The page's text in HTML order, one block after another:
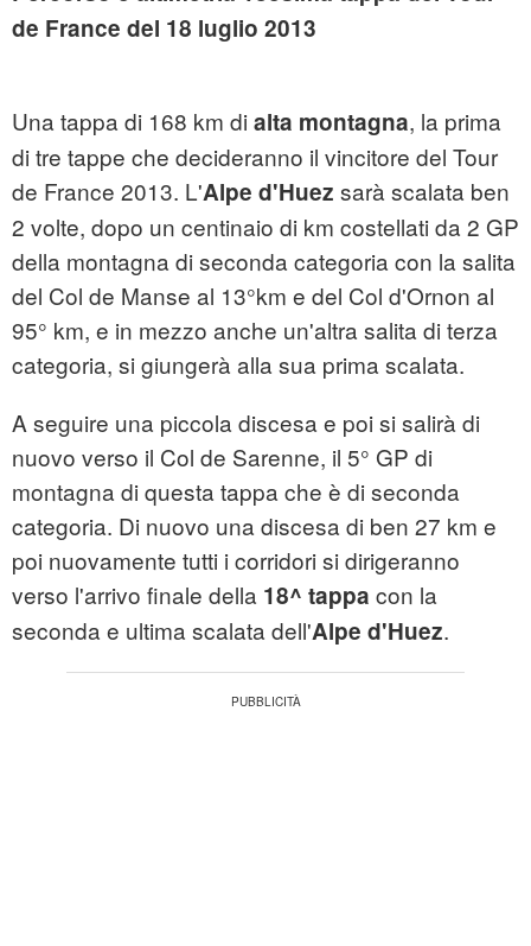
de France del 18 luglio 2013
Una tappa di 168 km di alta montagna, la prima
di tre tappe che decideranno il vincitore del Tour
de France 2013. L'Alpe d'Huez sarà scalata ben
2 volte, dopo un centinaio di km costellati da 2 GP
della montagna di seconda categoria con la salita
del Col de Manse al 13°km e del Col d'Ornon al
95° km, e in mezzo anche un'altra salita di terza
categoria, si giungerà alla sua prima scalata.
A seguire una piccola discesa e poi si salirà di
nuovo verso il Col de Sarenne, il 5° GP di
montagna di questa tappa che è di seconda
categoria. Di nuovo una discesa di ben 27 km e
poi nuovamente tutti i corridori si dirigeranno
verso l'arrivo finale della 18^ tappa con la
seconda e ultima scalata dell'Alpe d'Huez.